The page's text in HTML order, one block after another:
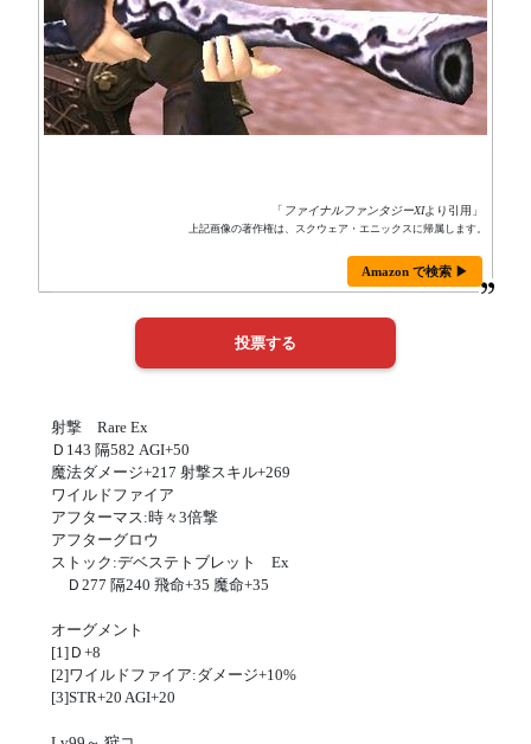
「 ファイナルファンタジーXIより引用」
上記画像の著作権は、スクウェア・エニックスに帰属します。
Amazon で検索 ▶
射撃 Rare Ex
Ｄ143 隔582 AGI+50
魔法ダメージ+217 射撃スキル+269
ワイルドファイア
アフターマス:時々3倍撃
アフターグロウ
ストック:デベステトブレット Ex
Ｄ277 隔240 飛命+35 魔命+35
オーグメント
[1]Ｄ+8
[2]ワイルドファイア:ダメージ+10%
[3]STR+20 AGI+20